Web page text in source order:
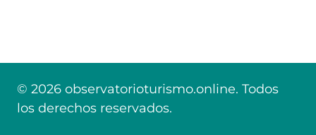
© 2026 observatorioturismo.online. Todos
los derechos reservados.